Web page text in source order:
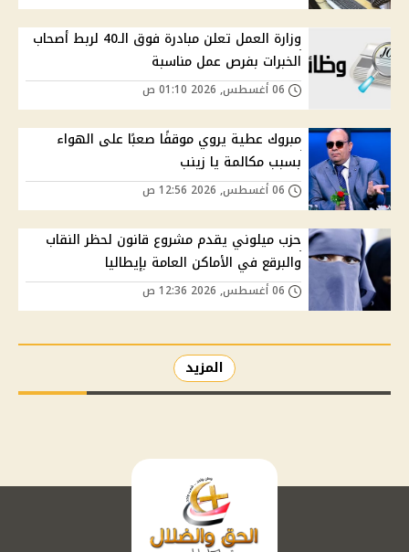
وزارة العمل تعلن مبادرة فوق الـ40 لربط أصحاب
الخبرات بفرص عمل مناسبة
مبروك عطية يروي موقفًا صعبًا على الهواء
بسبب مكالمة يا زينب
حزب ميلوني يقدم مشروع قانون لحظر النقاب
والبرقع في الأماكن العامة بإيطاليا
المزيد